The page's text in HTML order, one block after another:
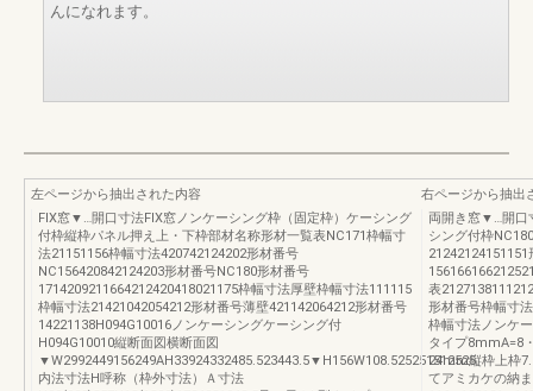
んになれます。
左ページから抽出された内容
FIX窓▼…開口寸法FIX窓ノンケーシング枠（固定枠）ケーシング
付枠縦枠パネル押え上・下枠部材名称形材一覧表NC171枠幅寸
法21151156枠幅寸法420742124202形材番号
NC156420842124203形材番号NC180形材番号
1714209211664212420418021175枠幅寸法厚壁枠幅寸法111115
枠幅寸法21421042054212形材番号薄壁421142064212形材番号
14221138H094G10016ノンケーシングケーシング付
H094G10010縦断面図横断面図
▼W2992449156249AH33924332485.523443.5▼H156W108.525251512525
内法寸法H呼称（枠外寸法）Ａ寸法
右ページから抽出
両開き窓▼…開口
シング付枠
表
形材番号枠幅寸
枠幅寸法ノンケ
タイプ8mmA=8
24mm縦枠上枠
てアミカケの納